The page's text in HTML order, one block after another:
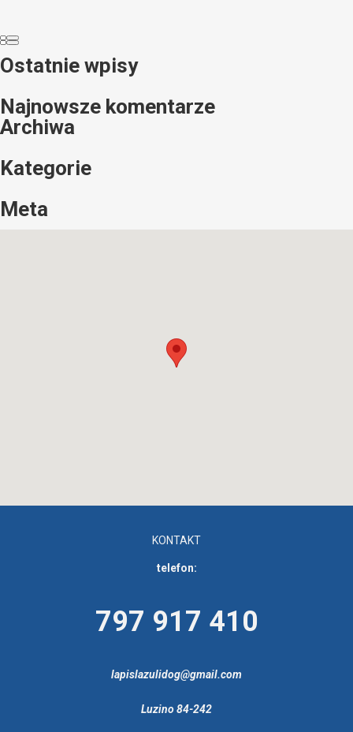
Ostatnie wpisy
Najnowsze komentarze
Archiwa
Kategorie
Meta
KONTAKT
telefon:
797 917 410
lapislazulidog@gmail.com
Luzino 84-242